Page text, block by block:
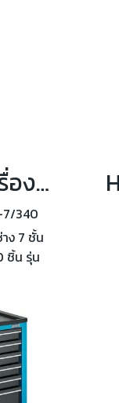
HAZET ตู้เครื่องมือช่าง 7 ชั้น พร้อมเครื่องมือ 340 ชิ้น รุ่น 179NXXL-7/340
7/340
ง 7 ชั้น
ชิ้น รุ่น